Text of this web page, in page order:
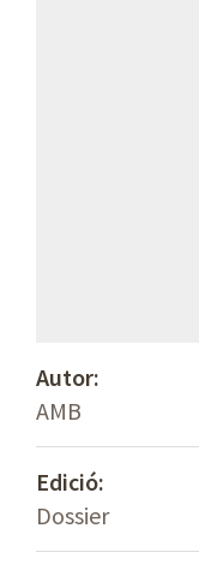
Autor:
AMB
Edició:
Dossier